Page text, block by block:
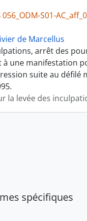
S01-
de Marcellus
arrêt des
à une manifestation
suite au défilé
la levée des
spécifiques